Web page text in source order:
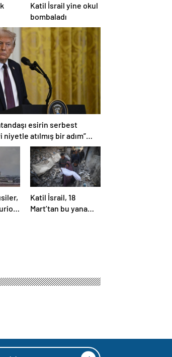
Katil İsrail yine okul
bombaladı
esirin serbest
niyetle atılmış bir adım”
Katil İsrail, 18
Mart’tan bu yana